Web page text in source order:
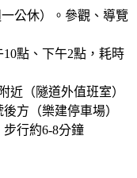
公休）。參觀、導覽
點、下午2點，耗時
近（隧道外值班室）
方（樂建停車場）
行約6-8分鐘